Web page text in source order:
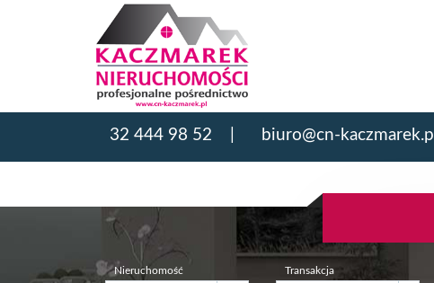
32 444 98 52 biuro@cn-kaczmarek.pl
Nieruchomość Transakcja